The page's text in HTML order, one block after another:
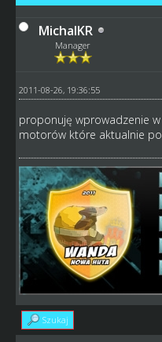
MichalKR
Manager
2011-08-26, 19:36:55
proponuję wprowadzenie
motorów które aktualnie
Szukaj